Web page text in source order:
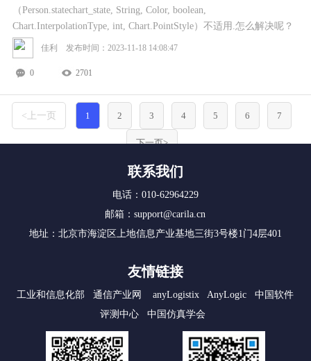
（Person.statechart_state, String, Color, boolean,
Chart.InterpolationType, int, Chart.PointStyle）不适用.怎么解决呢？
佳利 发布时间：2023-11-18 14:08:47
0 2701
<上一页 1 2 3 4 5 6 7
下一页>
联系我们
电话：010-62964229
邮箱：support@carila.cn
地址：北京市海淀区上地信息产业基地三街3号楼1门4层401
友情链接
工业和信息化部 通信产业网 anyLogistix AnyLogic
中国软件
评测中心
中国仿真学会